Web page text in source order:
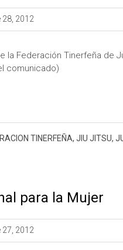
2012
Federación Tinerfeña de
comunicado)
TINERFEÑA, JIU JITSU,
para la Mujer
2012